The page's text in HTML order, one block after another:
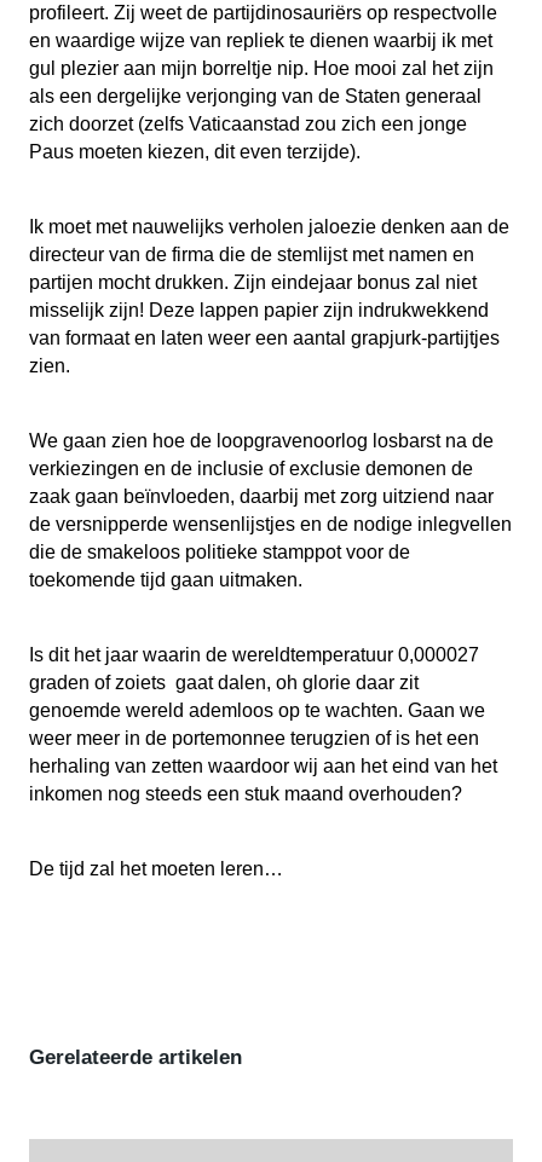
profileert. Zij weet de partijdinosauriërs op respectvolle
en waardige wijze van repliek te dienen waarbij ik met
gul plezier aan mijn borreltje nip. Hoe mooi zal het zijn
als een dergelijke verjonging van de Staten generaal
zich doorzet (zelfs Vaticaanstad zou zich een jonge
Paus moeten kiezen, dit even terzijde).
Ik moet met nauwelijks verholen jaloezie denken aan de
directeur van de firma die de stemlijst met namen en
partijen mocht drukken. Zijn eindejaar bonus zal niet
misselijk zijn! Deze lappen papier zijn indrukwekkend
van formaat en laten weer een aantal grapjurk-partijtjes
zien.
We gaan zien hoe de loopgravenoorlog losbarst na de
verkiezingen en de inclusie of exclusie demonen de
zaak gaan beïnvloeden, daarbij met zorg uitziend naar
de versnipperde wensenlijstjes en de nodige inlegvellen
die de smakeloos politieke stamppot voor de
toekomende tijd gaan uitmaken.
Is dit het jaar waarin de wereldtemperatuur 0,000027
graden of zoiets gaat dalen, oh glorie daar zit
genoemde wereld ademloos op te wachten. Gaan we
weer meer in de portemonnee terugzien of is het een
herhaling van zetten waardoor wij aan het eind van het
inkomen nog steeds een stuk maand overhouden?
De tijd zal het moeten leren…
Gerelateerde artikelen